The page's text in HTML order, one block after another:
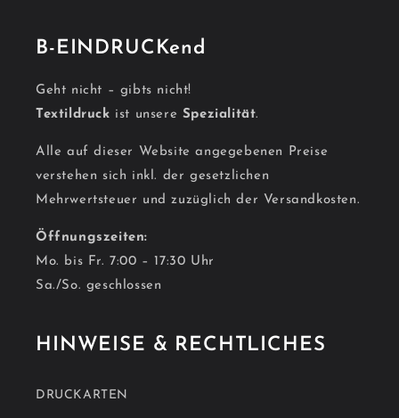
B-EINDRUCKend
Geht nicht – gibts nicht!
Textildruck ist unsere Spezialität.
Alle auf dieser Website angegebenen Preise
verstehen sich inkl. der gesetzlichen
Mehrwertsteuer und zuzüglich der Versandkosten.
Öffnungszeiten:
Mo. bis Fr. 7:00 – 17:30 Uhr
Sa./So. geschlossen
HINWEISE & RECHTLICHES
DRUCKARTEN